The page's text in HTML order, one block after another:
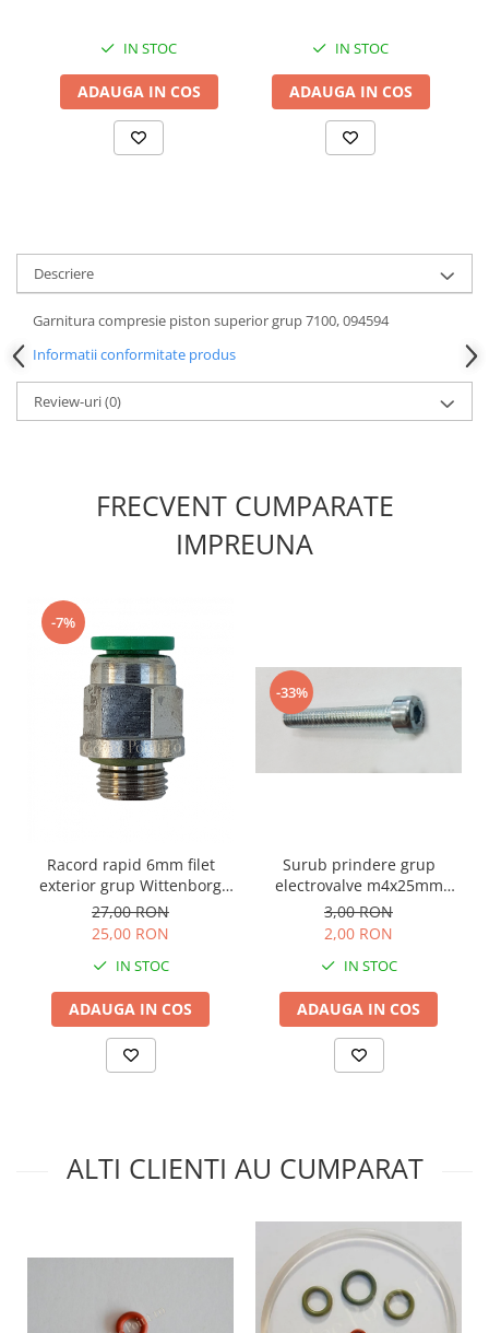
IN STOC
ADAUGA IN COS
IN STOC
ADAUGA IN COS
Descriere
Garnitura compresie piston superior grup 7100, 094594
Informatii conformitate produs
Review-uri(0)
FRECVENT CUMPARATE
IMPREUNA
-7%
Racord rapid 6mm filet
exterior grup Wittenborg
7100
27,00 RON
25,00 RON
IN STOC
ADAUGA IN COS
-33%
Surub prindere grup
electrovalve m4x25mm
Necta/Wittenborg
3,00 RON
2,00 RON
IN STOC
ADAUGA IN COS
ALTI CLIENTI AU CUMPARAT